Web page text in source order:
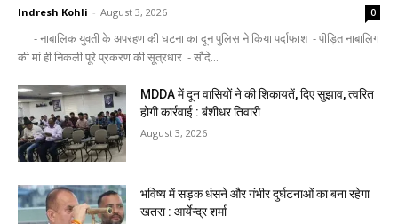
Indresh Kohli - August 3, 2026 0
- नाबालिक युवती के अपरहण की घटना का दून पुलिस ने किया पर्दाफाश - पीड़ित नाबालिग
की मां ही निकली पूरे प्रकरण की सूत्रधार - सौदे...
MDDA में दून वासियों ने की शिकायतें, दिए सुझाव, त्वरित
होगी कार्रवाई : बंशीधर तिवारी
August 3, 2026
भविष्य में सड़क धंसने और गंभीर दुर्घटनाओं का बना रहेगा
खतरा : आर्येन्द्र शर्मा